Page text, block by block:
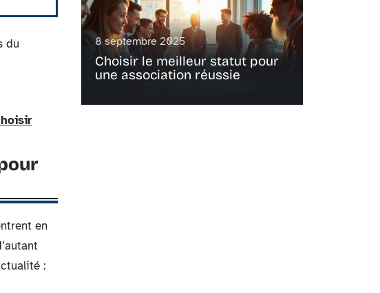
du
en
:
8 septembre 2025
Choisir le meilleur statut pour
une association réussie